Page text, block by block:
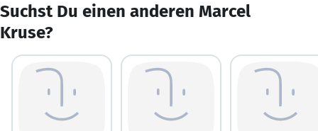
Suchst Du einen anderen Marcel
Kruse?